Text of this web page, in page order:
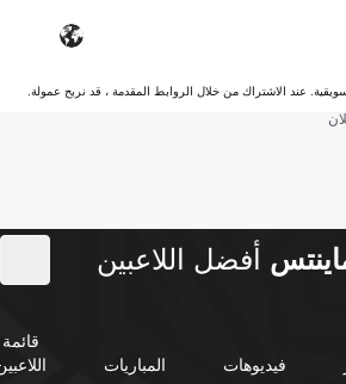
عند الاشتراك من خلال الروابط المقدمة ، قد نربح عمولة.
أفضل اللاعبين
فيديوهات المباريات
قائمة